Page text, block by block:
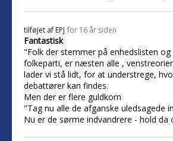
tilføjet af EPJ for 16 år siden
Fantastisk
"Folk der stemmer på enhedslisten og
folkeparti, er næsten alle ,
lader vi stå lidt, for at understrege,
debattører kan findes.
Men der er flere guldkorn
"Tag nu alle de afganske uledsagede
Nu er de sørme indvandrere - hold da